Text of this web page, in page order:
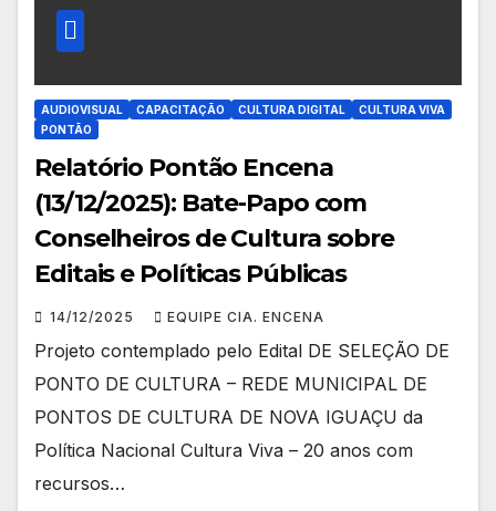
AUDIOVISUAL CAPACITAÇÃO CULTURA DIGITAL
CULTURA VIVA
PONTÃO
Relatório Pontão Encena
(13/12/2025): Bate-Papo com
Conselheiros de Cultura sobre
Editais e Políticas Públicas
14/12/2025 EQUIPE CIA. ENCENA
Projeto contemplado pelo Edital DE SELEÇÃO DE
PONTO DE CULTURA – REDE MUNICIPAL DE
PONTOS DE CULTURA DE NOVA IGUAÇU da
Política Nacional Cultura Viva – 20 anos com
recursos…